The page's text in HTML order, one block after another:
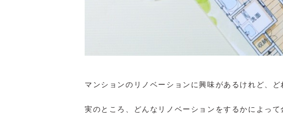
マンションのリノベーションに興味があるけれど、
実のところ、どんなリノベーションをするかによって